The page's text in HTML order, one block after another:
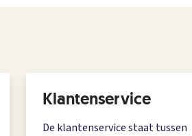
Klantenservice
De klantenservice staat tussen